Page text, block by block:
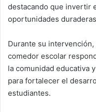
destacando que invertir
oportunidades
Durante su
comedor escolar
la comunidad educativa
para fortalecer el
estudiantes.